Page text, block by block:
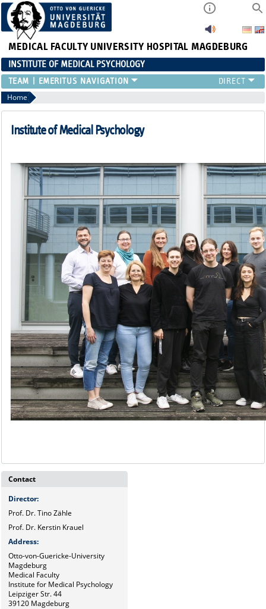
MEDICAL FACULTY UNIVERSITY HOSPITAL MAGDEBURG
INSTITUTE OF MEDICAL PSYCHOLOGY
TEAM EMERITUS
Home
Institute of Medical Psychology
Contact
Director:
Prof. Dr. Tino Zähle
Prof. Dr. Kerstin Krauel
Address:
Otto-von-Guericke-University
Magdeburg
Medical Faculty
Institute for Medical Psychology
Leipziger Str. 44
39120 Magdeburg